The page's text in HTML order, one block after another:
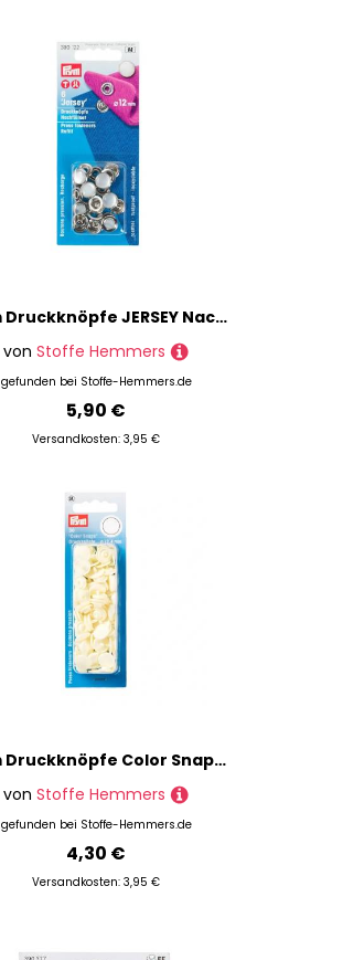
Prym Druckknöpfe JERSEY Nachfp.
von Stoffe Hemmers
gefunden bei Stoffe-Hemmers.de
5,90 €
Versandkosten: 3,95 €
Prym Druckknöpfe Color Snaps rund 12,4 mm, perle
von Stoffe Hemmers
gefunden bei Stoffe-Hemmers.de
4,30 €
Versandkosten: 3,95 €